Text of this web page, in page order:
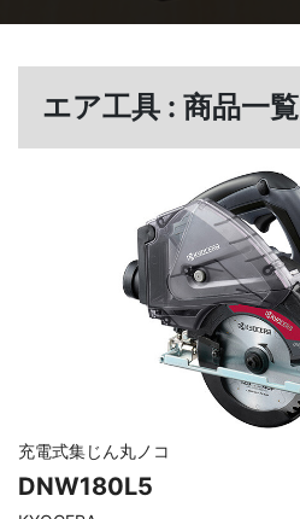
エア工具 : 商品一覧
充電式集じん丸ノコ
DNW180L5